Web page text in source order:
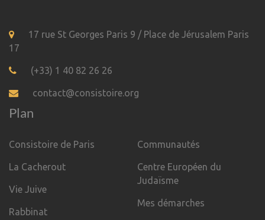
17 rue St Georges Paris 9 / Place de Jérusalem Paris
17
(+33) 1 40 82 26 26
contact@consistoire.org
Plan
Consistoire de Paris
La Cacherout
Vie Juive
Rabbinat
Communautés
Centre Européen du
Judaïsme
Mes démarches